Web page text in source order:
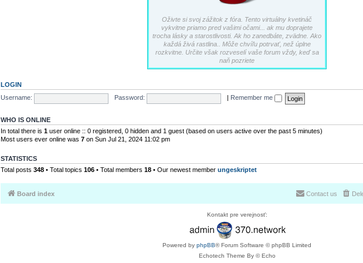
Oživte si svoj zážitok z fóra. Tento virtuálny kvetináč
vykvitne priamo pred vašimi očami... ak mu doprajete
trocha lásky a starostlivosti. Ak ho zanedbáte, zvädne. Ako
každá živá rastlina.. Môže chvíľu potrvať, než úplne
rozkvitne. Určite však rozveselí vaše forum vždy, keď sa
naň pozriete
LOGIN
Username:
Password: Remember me
WHO IS ONLINE
In total there is 1 user online :: 0 registered, 0 hidden and 1 guest (based on users active over the past 5 minutes)
Most users ever online was 7 on Sun Jul 21, 2024 11:02 pm
STATISTICS
Total posts 348 • Total topics 106 • Total members 18 • Our newest member ungeskriptet
Board index Contact us
Kontakt pre verejnosť:
Powered by phpBB® Forum Software © phpBB Limited
Echotech Theme By © Echo